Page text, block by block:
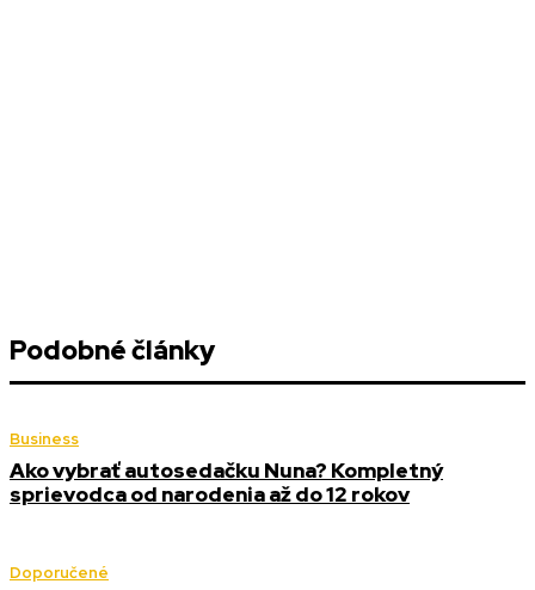
Podobné články
Business
Ako vybrať autosedačku Nuna? Kompletný
sprievodca od narodenia až do 12 rokov
Doporučené